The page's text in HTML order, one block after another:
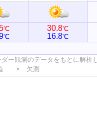
℃
℃
30.8℃
16.8℃
ー観測のデータをもとに解
×…欠測